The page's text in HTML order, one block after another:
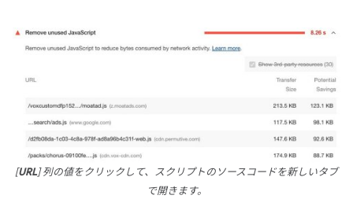
[URL] 列の値をクリックして、スクリプトのソースコードを新しいタブ
で開きます。